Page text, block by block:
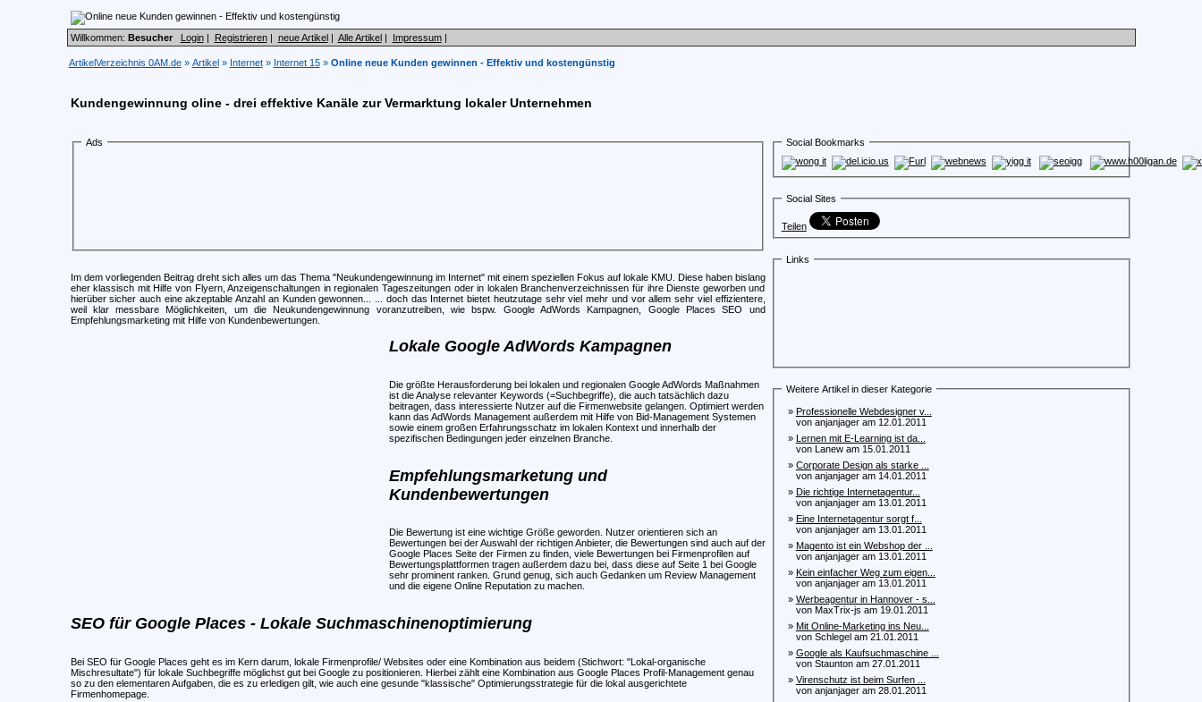
Willkommen: Besucher Login| Registrieren| neue Artikel| Alle Artikel| Impressum|
ArtikelVerzeichnis 0AM.de» Artikel» Internet» Internet 15» Online neue Kunden gewinnen - Effektiv und kostengünstig
Kundengewinnung oline - drei effektive Kanäle zur Vermarktung lokaler Unternehmen
Ads
Im dem vorliegenden Beitrag dreht sich alles um das Thema "Neukundengewinnung im Internet" mit einem speziellen Fokus auf lokale KMU. Diese haben bislang
eher klassisch mit Hilfe von Flyern, Anzeigenschaltungen in regionalen Tageszeitungen oder in lokalen Branchenverzeichnissen für ihre Dienste geworben und
hierüber sicher auch eine akzeptable Anzahl an Kunden gewonnen... ... doch das Internet bietet heutzutage sehr viel mehr und vor allem sehr viel effizientere,
weil klar messbare Möglichkeiten, um die Neukundengewinnung voranzutreiben, wie bspw. Google AdWords Kampagnen, Google Places SEO und
Empfehlungsmarketing mit Hilfe von Kundenbewertungen.
Lokale Google AdWords Kampagnen
Die größte Herausforderung bei lokalen und regionalen Google AdWords Maßnahmen
ist die Analyse relevanter Keywords (=Suchbegriffe), die auch tatsächlich dazu
beitragen, dass interessierte Nutzer auf die Firmenwebsite gelangen. Optimiert werden
kann das AdWords Management außerdem mit Hilfe von Bid-Management Systemen
sowie einem großen Erfahrungsschatz im lokalen Kontext und innerhalb der
spezifischen Bedingungen jeder einzelnen Branche.
Empfehlungsmarketung und
Kundenbewertungen
Die Bewertung ist eine wichtige Größe geworden. Nutzer orientieren sich an
Bewertungen bei der Auswahl der richtigen Anbieter, die Bewertungen sind auch auf der
Google Places Seite der Firmen zu finden, viele Bewertungen bei Firmenprofilen auf
Bewertungsplattformen tragen außerdem dazu bei, dass diese auf Seite 1 bei Google
sehr prominent ranken. Grund genug, sich auch Gedanken um Review Management
und die eigene Online Reputation zu machen.
SEO für Google Places - Lokale Suchmaschinenoptimierung
Bei SEO für Google Places geht es im Kern darum, lokale Firmenprofile/ Websites oder eine Kombination aus beidem (Stichwort: "Lokal-organische
Mischresultate") für lokale Suchbegriffe möglichst gut bei Google zu positionieren. Hierbei zählt eine Kombination aus Google Places Profil-Management genau
so zu den elementaren Aufgaben, die es zu erledigen gilt, wie auch eine gesunde "klassische" Optimierungsstrategie für die lokal ausgerichtete
Firmenhomepage.
Social Bookmarks
Social Sites
Teilen
Links
Weitere Artikel in dieser Kategorie
» Professionelle Webdesigner v...
von anjanjager am 12.01.2011
» Lernen mit E-Learning ist da...
von Lanew am 15.01.2011
» Corporate Design als starke ...
von anjanjager am 14.01.2011
» Die richtige Internetagentur...
von anjanjager am 13.01.2011
» Eine Internetagentur sorgt f...
von anjanjager am 13.01.2011
» Magento ist ein Webshop der ...
von anjanjager am 13.01.2011
» Kein einfacher Weg zum eigen...
von anjanjager am 13.01.2011
» Werbeagentur in Hannover - s...
von MaxTrix-js am 19.01.2011
» Mit Online-Marketing ins Neu...
von Schlegel am 21.01.2011
» Google als Kaufsuchmaschine ...
von Staunton am 27.01.2011
» Virenschutz ist beim Surfen ...
von anjanjager am 28.01.2011